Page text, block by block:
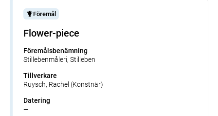
Föremål
Flower-piece
Föremålsbenämning
Stillebenmåleri, Stilleben
Tillverkare
Ruysch, Rachel (Konstnär)
Datering
—